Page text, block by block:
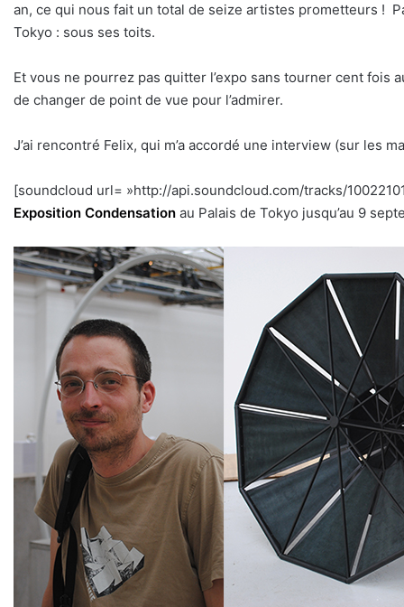
an, ce qui nous fait un total de seize artistes prometteurs !
Tokyo : sous ses toits.
Et vous ne pourrez pas quitter l’expo sans tourner cent fois
de changer de point de vue pour l’admirer.
J’ai rencontré Felix, qui m’a accordé une interview (sur les
[soundcloud url= »http://api.soundcloud.com/tracks/
Exposition Condensation au Palais de Tokyo jusqu’au 9